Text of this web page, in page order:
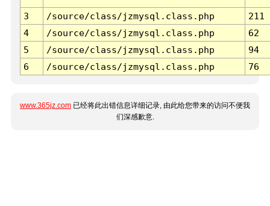
3 /source/class/jzmysql.class.php
211
4
/source/class/jzmysql.class.php
62
5
/source/class/jzmysql.class.php
94
6
/source/class/jzmysql.class.php 76
www.365jz.com 已经将此出错信息详细记录, 由此给您带来的访问不便我
们深感歉意.